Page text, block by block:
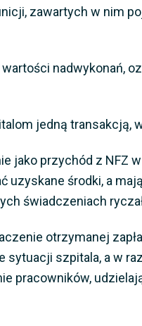
zawartych w nim
nadwykonań,
jedną transakcją,
jako przychód z NFZ
środki, a
świadczeniach
otrzymanej
szpitala, a w
pracowników,